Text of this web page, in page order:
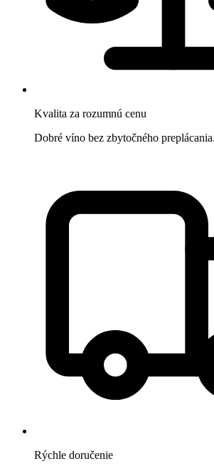
Kvalita za rozumnú cenu
Dobré víno bez zbytočného preplácania.
Rýchle doručenie